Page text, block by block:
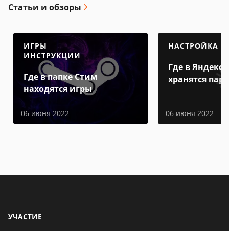
Статьи и обзоры
ИГРЫ
ИНСТРУКЦИИ
Где в папке Стим
находятся игры
06 июня 2022
НАСТРОЙКА
Где в Яндекс
хранятся
06 июня 2022
УЧАСТИЕ